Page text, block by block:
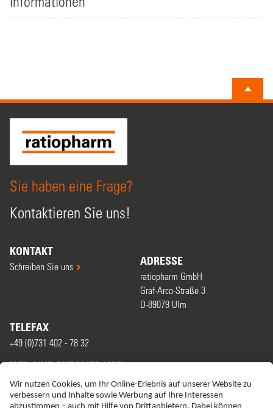
Sie haben eine Frage?
Kontaktieren Sie uns!
KONTAKT
Schreiben Sie uns ADRESSE
ratiopharm GmbH
Graf-Arco-Straße 3
D-89079 Ulm
TELEFAX
+49 (0)731 402 - 78 32
WIR SIND MITGLIED VON